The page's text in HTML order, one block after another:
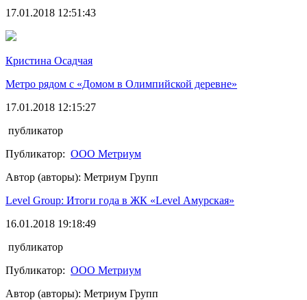
17.01.2018 12:51:43
Кристина Осадчая
Метро рядом с «Домом в Олимпийской деревне»
17.01.2018 12:15:27
публикатор
Публикатор: ООО Метриум
Автор (авторы): Метриум Групп
Level Group: Итоги года в ЖК «Level Амурская»
16.01.2018 19:18:49
публикатор
Публикатор: ООО Метриум
Автор (авторы): Метриум Групп